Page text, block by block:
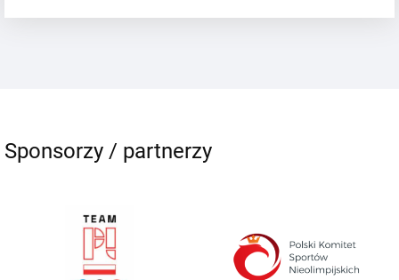
Sponsorzy / partnerzy